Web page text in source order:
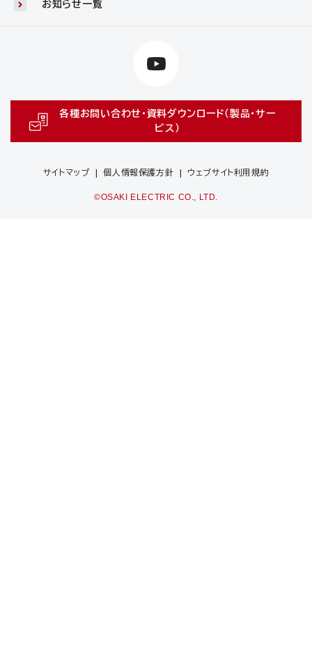
お知らせ一覧
各種お問い合わせ・資料ダウンロード（製品・サー
ビス）
サイトマップ 個人情報保護方針 ウェブサイト利用規約
©OSAKI ELECTRIC CO., LTD.